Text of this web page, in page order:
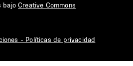
bajoCreative Commons
- Políticas de privacidad